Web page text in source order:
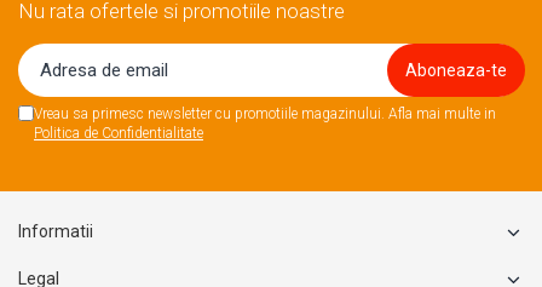
Nu rata ofertele si promotiile noastre
Vreau sa primesc newsletter cu promotiile magazinului. Afla mai multe in
Politica de Confidentialitate
Informatii
Legal